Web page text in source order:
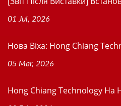
01 Jul, 2026
Нова Віхa: Hong Chiang
05 Mar, 2026
Hong Chiang Technology На